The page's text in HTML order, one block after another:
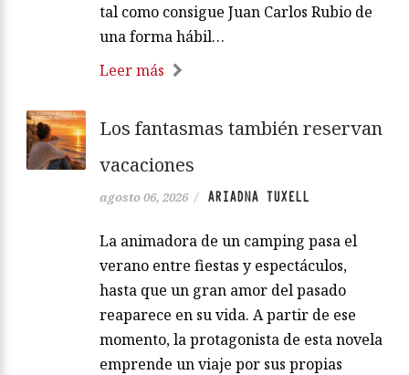
tal como consigue Juan Carlos Rubio de
una forma hábil…
Leer más
Los fantasmas también reservan
vacaciones
agosto 06, 2026 / ARIADNA TUXELL
La animadora de un camping pasa el
verano entre fiestas y espectáculos,
hasta que un gran amor del pasado
reaparece en su vida. A partir de ese
momento, la protagonista de esta novela
emprende un viaje por sus propias